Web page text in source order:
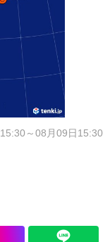
～08月09日15:30